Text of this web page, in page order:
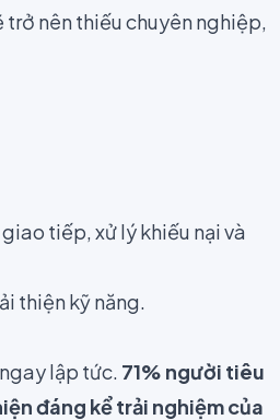
trở nên thiếu chuyên nghiệp,
tiếp, xử lý khiếu nại và
thiện kỹ năng.
lập tức. 71% người tiêu
đáng kể trải nghiệm của